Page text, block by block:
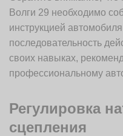
Волги 29 необходимо
инструкцией
последовательность
своих навыках,
профессиональному
Регулировка
сцепления